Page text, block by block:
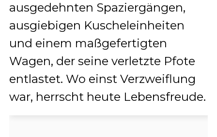
ausgedehnten Spaziergängen,
ausgiebigen Kuscheleinheiten
und einem maßgefertigten
Wagen, der seine verletzte Pfote
entlastet. Wo einst Verzweiflung
war, herrscht heute Lebensfreude.